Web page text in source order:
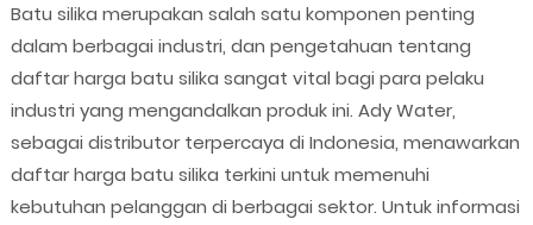
Batu silika merupakan salah satu komponen penting
dalam berbagai industri, dan pengetahuan tentang
daftar harga batu silika sangat vital bagi para pelaku
industri yang mengandalkan produk ini. Ady Water,
sebagai distributor terpercaya di Indonesia, menawarkan
daftar harga batu silika terkini untuk memenuhi
kebutuhan pelanggan di berbagai sektor. Untuk informasi